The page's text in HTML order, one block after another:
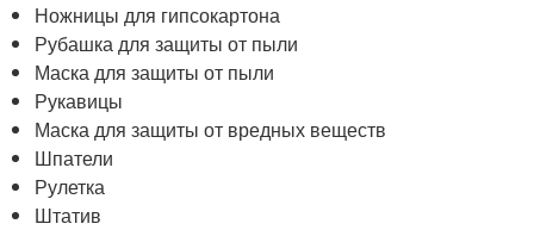
Ножницы для гипсокартона
Рубашка для защиты от пыли
Маска для защиты от пыли
Рукавицы
Маска для защиты от вредных веществ
Шпатели
Рулетка
Штатив